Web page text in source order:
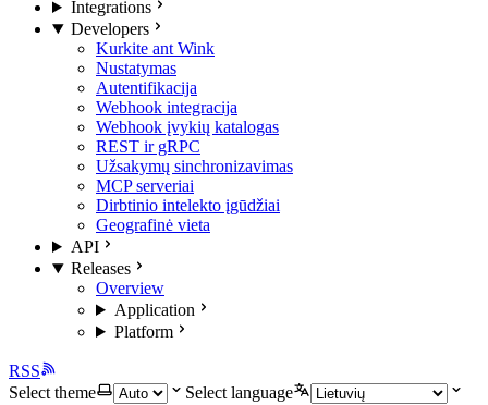
Integrations
Developers
Kurkite ant Wink
Nustatymas
Autentifikacija
Webhook integracija
Webhook įvykių katalogas
REST ir gRPC
Užsakymų sinchronizavimas
MCP serveriai
Dirbtinio intelekto įgūdžiai
Geografinė vieta
API
Releases
Overview
Application
Platform
RSS
Select theme
Select language